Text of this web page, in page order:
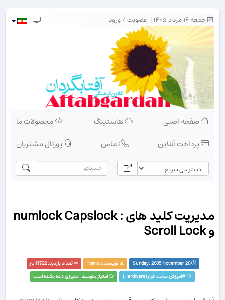
جمعه ۱۶ مرداد ۱۴۰۵ | عضویت/ورود
صفحه اصلی هاستینگ
محصولات ما
پرداخت آنلاین
تماس پورتال مشتریان
مدیریت کلید های : numlock Capslock
و Scroll Lock
Sunday, 2005 November 20 نویسنده:libero
تعداد بازدید: 11722 بار
#آموزش سخت افزار (Hardware)‏ امتیاز متوسط: امتیازی داده نشده است